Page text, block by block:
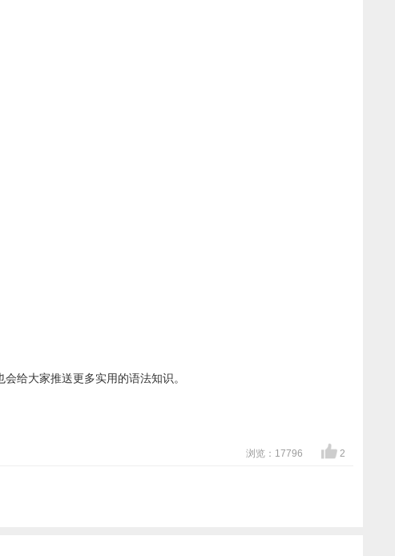
给大家推送更多实用的语法知识。
浏览：17796 2